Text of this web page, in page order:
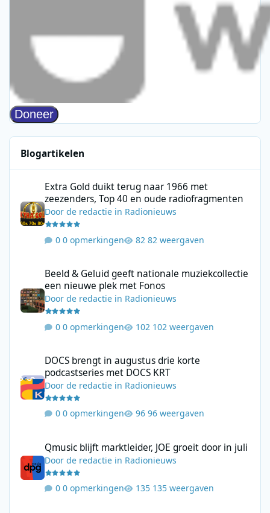
Blogartikelen
Extra Gold duikt terug naar 1966 met
zeezenders, Top 40 en oude radiofragmenten
Doorde redactie in Radionieuws
0 opmerkingen 82 weergaven
Beeld & Geluid geeft nationale muziekcollectie
een nieuwe plek met Fonos
Doorde redactie in Radionieuws
0 opmerkingen 102 weergaven
DOCS brengt in augustus drie korte
podcastseries met DOCS KRT
Doorde redactie in Radionieuws
0 opmerkingen 96 weergaven
Qmusic blijft marktleider, JOE groeit door in juli
Doorde redactie in Radionieuws
0 opmerkingen 135 weergaven